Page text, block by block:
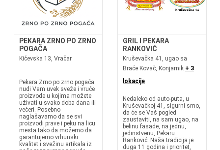
PEKARA ZRNO PO ZRNO
POGAČA
Kičevska 13, Vračar
Pekara Zrno po zrno pogača
nudi Vam uvek sveže i vruće
proizvode u kojima možete
uživati u svako doba dana ili
večeri. Posebno
naglašavamo da se svi
proizvodi prave i peku na licu
mesta tako da možemo da
garantujemo vrhunski
kvalitet i svežinu artikala iz
GRIL I PEKARA
RANKOVIĆ
Kruševačka 41, ugao sa
Braće Kovač, Konjarnik + 3
lokacije
Nedaleko od auto-puta, u
Kruševačkoj 41, sigurni smo,
da će se Vaš pogled
zaustaviti, na sam ugao, na
belinu fasade, na jednu,
jedinstvenu, Pekaru
Ranković. Naša tradicija je
duga 11 godina i prioritet,